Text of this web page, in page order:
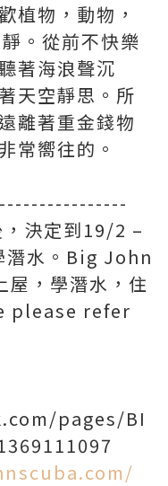
植物，動物，
。從前不快樂
著海浪聲沉
天空靜思。所
離著重金錢物
常嚮往的。
決定到19/2 –
潛水。Big John
，學潛水，住
please refer
pages/BI